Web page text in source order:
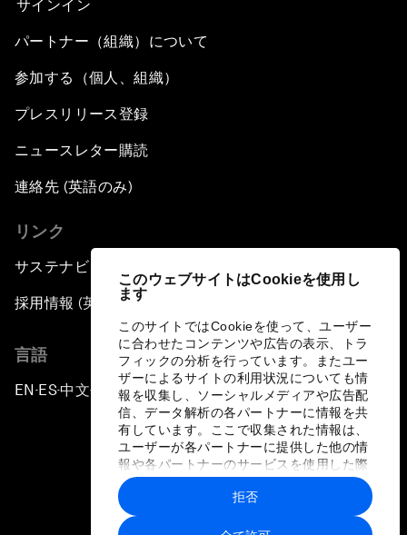
このウェブサイトはCookieを使用し
ます
このサイトではCookieを使って、ユーザー
に合わせたコンテンツや広告の表示、トラ
フィックの分析を行っています。またユー
ザーによるサイトの利用状況についても情
報を収集し、ソーシャルメディアや広告配
信、データ解析の各パートナーに情報を共
有しています。ここで収集された情報は、
ユーザーが各パートナーに提供した他の情
報や各パートナーのサービスを使用した際
に収集された情報と組み合わされ、各パー
トナーによって使用されることがありま
す。
拒否
サインイン
パートナー（組織）について
参加する（個人、組織）
プレスリリース登録
ニュースレター購読
連絡先 (英語のみ)
リンク
サステナビリティへの取り組み
採用情報 (英語のみ)
言語
EN ▪ ES▪中文▪ 日本語
プライバシーポリシーと利用規約